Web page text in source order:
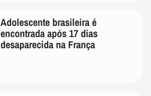
Adolescente brasileira é
encontrada após 17 dias
desaparecida na França